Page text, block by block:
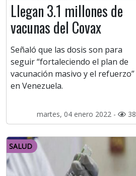
Llegan 3.1 millones de
vacunas del Covax
Señaló que las dosis son para
seguir “fortaleciendo el plan de
vacunación masivo y el refuerzo”
en Venezuela.
martes, 04 enero 2022 - 38
SALUD